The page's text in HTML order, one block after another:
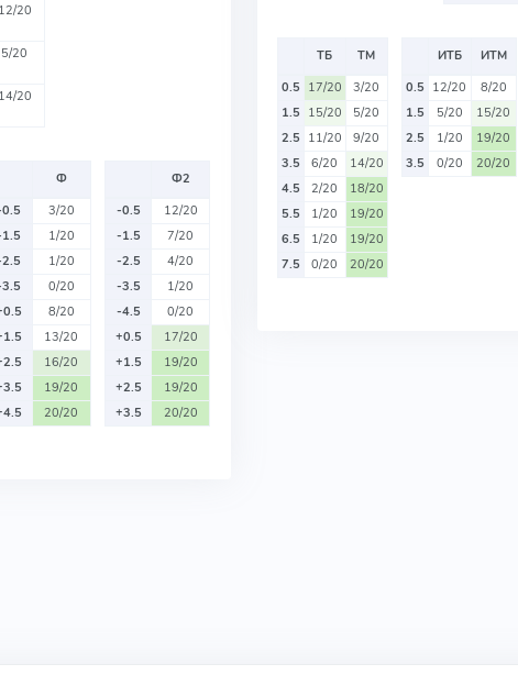
12/20
5/20
14/20
Ф
3/20
1/20
1/20
0/20
8/20
13/20
16/20
19/20
20/20
Ф2
-0.5
12/20
-1.5
7/20
-2.5
4/20
-3.5
1/20
-4.5
0/20
+0.5
17/20
+1.5
19/20
+2.5
19/20
+3.5
20/20
ТБ
ТМ
0.5 17/20
3/20
1.5 15/20
5/20
2.5 11/20
9/20
3.5
6/20
14/20
4.5
2/20
18/20
5.5
1/20
19/20
6.5
1/20
19/20
7.5
0/20 20/20
ИТБ
ИТМ
0.5 12/20
8/20
1.5
5/20
15/20
2.5
1/20
19/20
3.5
0/20 20/20